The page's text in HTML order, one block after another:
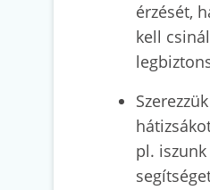
érzését,
kell
pl.